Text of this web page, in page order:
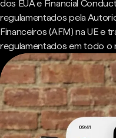
dos EUA e Financial
regulamentados pela
Financeiros (AFM) na UE e
regulamentados em todo o